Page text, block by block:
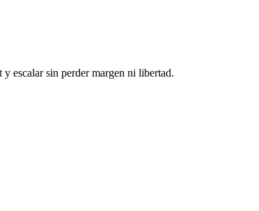
escalar sin perder margen ni libertad.